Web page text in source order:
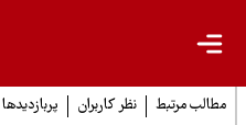
مرتبط نظر کاربران پربازدیدها